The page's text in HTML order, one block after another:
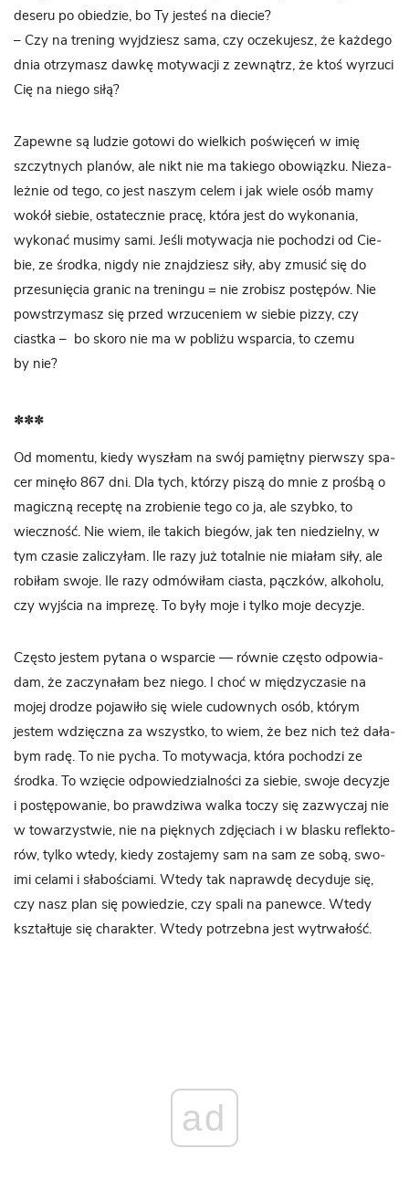
deseru po obie­dzie, bo Ty jesteś na die­cie?
– Czy na tre­ning wyj­dziesz sama, czy ocze­ku­jesz, że każ­dego
dnia otrzy­masz dawkę moty­wa­cji z zewnątrz, że ktoś wyrzuci
Cię na niego siłą?
Zapewne są ludzie gotowi do wiel­kich poświę­ceń w imię
szczyt­nych pla­nów, ale nikt nie ma takiego obo­wiązku. Nie­za­
leż­nie od tego, co jest naszym celem i jak wiele osób mamy
wokół sie­bie, osta­tecz­nie pracę, która jest do wyko­na­nia,
wyko­nać musimy sami. Jeśli moty­wa­cja nie pocho­dzi od Cie­
bie, ze środka, nigdy nie znaj­dziesz siły, aby zmu­sić się do
prze­su­nię­cia gra­nic na tre­ningu = nie zro­bisz postę­pów. Nie
powstrzy­masz się przed wrzu­ce­niem w sie­bie pizzy, czy
ciastka – bo skoro nie ma w pobliżu wspar­cia, to czemu
by nie?
***
Od momentu, kiedy wyszłam na swój pamiętny pierw­szy spa­
cer minęło 867 dni. Dla tych, któ­rzy piszą do mnie z prośbą o
magiczną receptę na zro­bie­nie tego co ja, ale szybko, to
wiecz­ność. Nie wiem, ile takich bie­gów, jak ten nie­dzielny, w
tym cza­sie zali­czy­łam. Ile razy już total­nie nie mia­łam siły, ale
robi­łam swoje. Ile razy odmó­wi­łam cia­sta, pącz­ków, alko­holu,
czy wyj­ścia na imprezę. To były moje i tylko moje decyzje.
Czę­sto jestem pytana o wspar­cie — rów­nie czę­sto odpo­wia­
dam, że zaczy­na­łam bez niego. I choć w mię­dzy­cza­sie na
mojej dro­dze poja­wiło się wiele cudow­nych osób, któ­rym
jestem wdzięczna za wszystko, to wiem, że bez nich też dała­
bym radę. To nie pycha. To moty­wa­cja, która pocho­dzi ze
środka. To wzię­cie odpo­wie­dzial­no­ści za sie­bie, swoje decy­zje
i postę­po­wa­nie, bo praw­dziwa walka toczy się zazwy­czaj nie
w towa­rzy­stwie, nie na pięk­nych zdję­ciach i w bla­sku reflek­to­
rów, tylko wtedy, kiedy zosta­jemy sam na sam ze sobą, swo­
imi celami i sła­bo­ściami. Wtedy tak naprawdę decy­duje się,
czy nasz plan się powie­dzie, czy spali na panewce. Wtedy
kształ­tuje się cha­rak­ter. Wtedy potrzebna jest wytrwałość.
ad